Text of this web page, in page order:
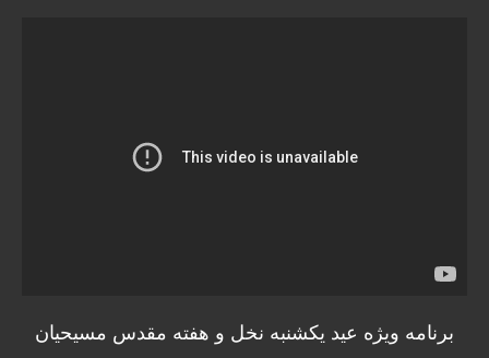
برنامه ویژه عید یکشنبه نخل و هفته مقدس مسیحیان